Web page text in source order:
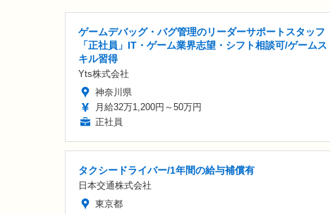
ゲームデバッグ・バグ管理のリーダーサポートスタッフ
「正社員」IT・ゲーム業界志望・シフト相談可/ゲームス
キル習得
Yts株式会社
神奈川県
月給32万1,200円～50万円
正社員
タクシードライバー/1年間の給与補償有
日本交通株式会社
東京都